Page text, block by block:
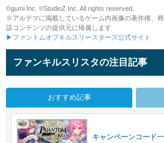
©gumi Inc. ©StudioZ Inc. All rights reserved.
※アルテマに掲載しているゲーム内画像の著作権、
該コンテンツの提供元に帰属します
▶ファントムオブキルスリースターズ公式サイト
ファンキルスリスタの注目記事
おすすめ記事
キャンペーンコード